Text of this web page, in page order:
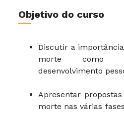
Objetivo do curso
Discutir a
morte como
desenvolvimento
Apresentar
morte nas várias